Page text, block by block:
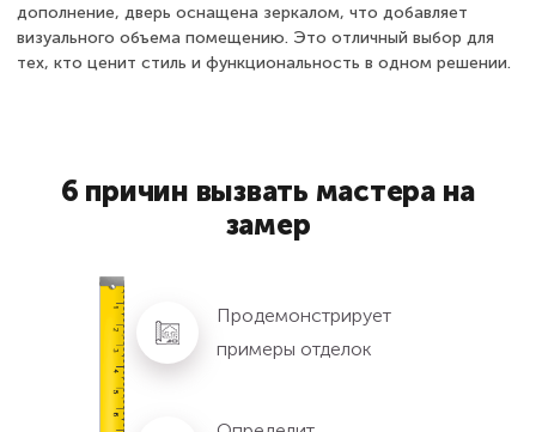
дополнение, дверь оснащена зеркалом, что добавляет
визуального объема помещению. Это отличный выбор для
тех, кто ценит стиль и функциональность в одном решении.
6 причин вызвать мастера на
замер
Продемонстрирует
примеры отделок